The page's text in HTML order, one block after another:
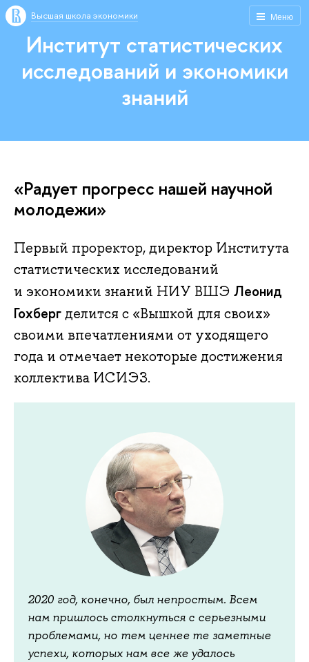
Меню
Высшая школа экономики
Институт статистических
исследований и экономики
знаний
«Радует прогресс нашей научной
молодежи»
Первый проректор, директор Института
статистических исследований
и экономики знаний НИУ ВШЭ Леонид
Гохбергделится с «Вышкой для своих»
своими впечатлениями от уходящего
года и отмечает некоторые достижения
коллектива ИСИЭЗ.
2020 год, конечно, был непростым. Всем
нам пришлось столкнуться с серьезными
проблемами, но тем ценнее те заметные
успехи, которых нам все же удалось